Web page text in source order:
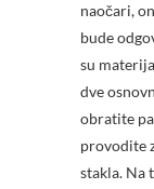
naočari,
bude
su
dve
obratite
provodite
stakla. Na